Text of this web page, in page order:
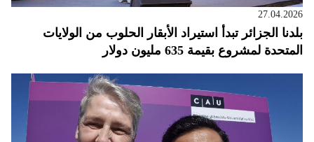
27.04.2026
بلدنا الجزائر تبدأ استيراد الأبقار الحلوب من الولايات
المتحدة لمشروع بقيمة 635 مليون دولار